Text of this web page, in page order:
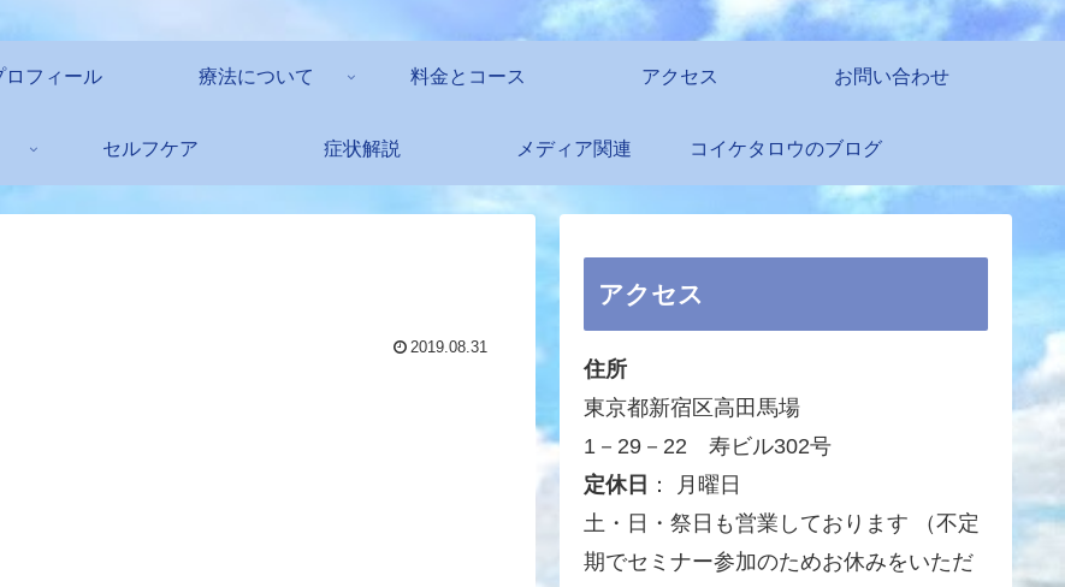
ロフィール 療法について 料金とコース アクセス お問い合わせ
セルフケア 症状解説 メディア関連 コイケタロウのブログ
2019.08.31
アクセス
住所
東京都新宿区高田馬場
1－29－22 寿ビル302号
定休日 ： 月曜日
土・日・祭日も営業しております （不定
期でセミナー参加のためお休みをいただ